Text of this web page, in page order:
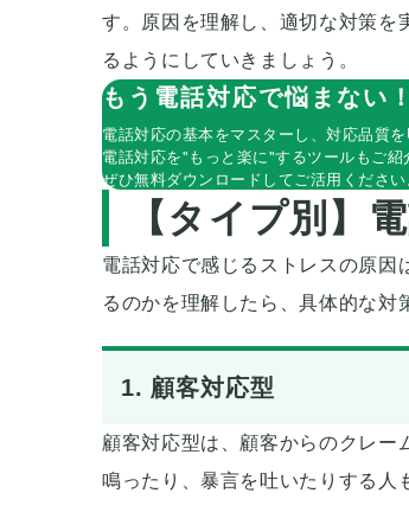
す。原因を理解し、適切な対策を
るようにしていきましょう。
もう電話対応で悩まない
電話対応の基本をマスターし、対応品質を
電話対応を"もっと楽に"するツールもご紹
ぜひ無料ダウンロードしてご活用ください
【タイプ別】
電話対応で感じるストレスの原
るのかを理解したら、具体的な対
1. 顧客対応型
顧客対応型は、顧客からのクレー
鳴ったり、暴言を吐いたりする人